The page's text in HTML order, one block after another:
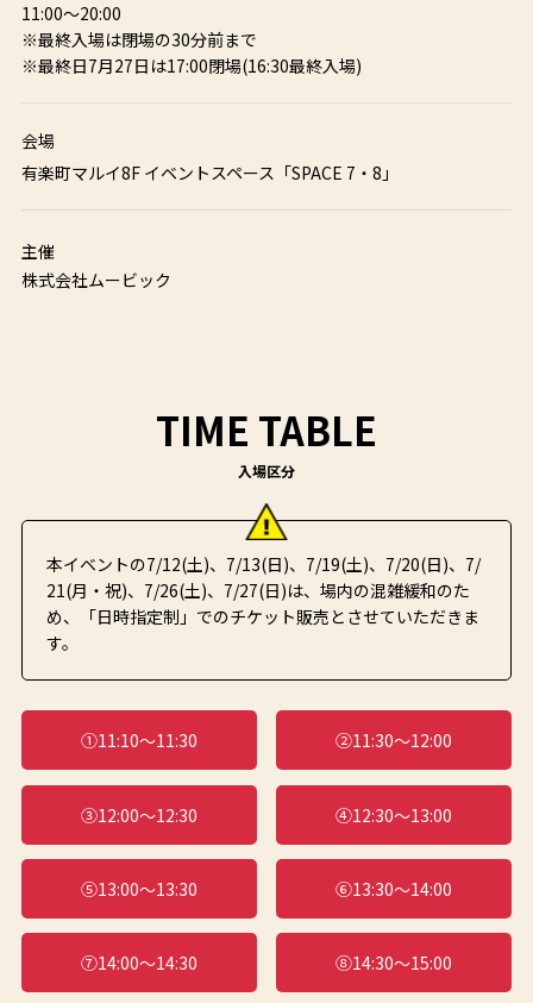
11:00～20:00
※最終入場は閉場の30分前まで
※最終日7月27日は17:00閉場(16:30最終入場)
会場
有楽町マルイ8F イベントスペース「SPACE 7・8」
主催
株式会社ムービック
TIME TABLE
本イベントの7/12(土)、7/13(日)、7/19(土)、7/20(日)、7/
21(月・祝)、7/26(土)、7/27(日)は、場内の混雑緩和のた
め、「日時指定制」でのチケット販売とさせていただきま
す。
①11:10～11:30 ②11:30～12:00
③12:00～12:30 ④12:30～13:00
⑤13:00～13:30 ⑥13:30～14:00
⑦14:00～14:30 ⑧14:30～15:00